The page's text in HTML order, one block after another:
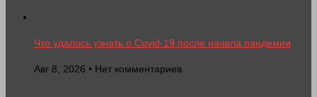
Что удалось узнать о Covid-19 после начала пандемии
Авг 8, 2026 • Нет комментариев